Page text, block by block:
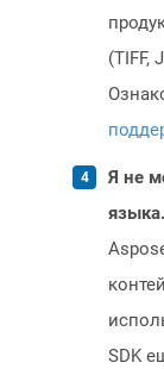
(TIFF,
Я не
SDK